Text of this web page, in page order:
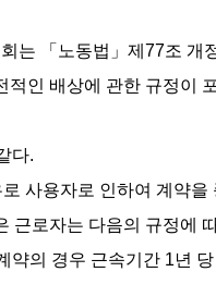
는 「노동법」제77조 개
적인 배상에 관한 규정이
다.
사용자로 인하여 계약
근로자는 다음의 규정에
약의 경우 근속기간 1년